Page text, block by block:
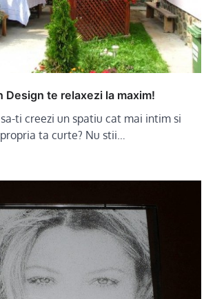
Design te relaxezi la maxim!
ti creezi un spatiu cat mai intim si
ta curte? Nu stii…